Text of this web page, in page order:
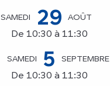
SAMEDI 29 AOÛT
De 10:30 à 11:30
SAMEDI 5 SEPTEMBRE
De 10:30 à 11:30